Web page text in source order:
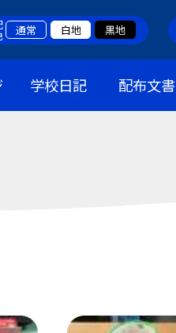
通常 白地 黒地
学校日記 配布文書